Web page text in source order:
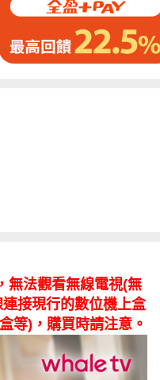
無法觀看無線電視(無
接現行的數位機上盒
等)，購買時請注意。